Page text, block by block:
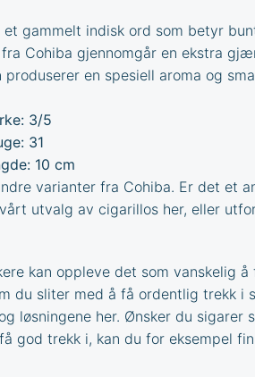
et gammelt indisk ord som betyr
fra Cohiba gjennomgår en ekstra
produserer en spesiell aroma og
3/5
31
10 cm
varianter fra Cohiba. Er det et
utvalg av cigarillos her, eller
kan oppleve det som vanskelig
du sliter med å få ordentlig trekk i
løsningene her. Ønsker du sigarer
god trekk i, kan du for eksempel